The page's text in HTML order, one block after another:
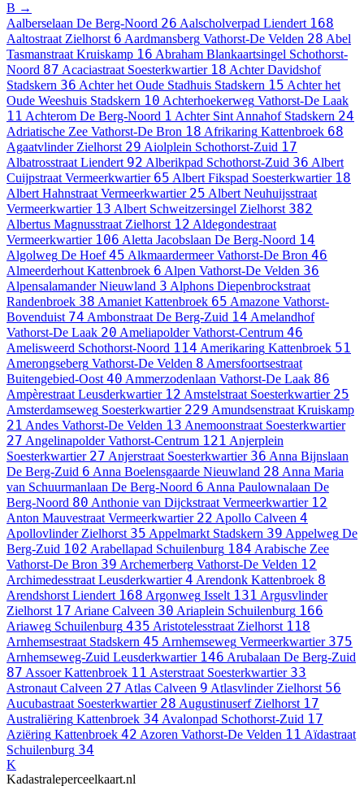
B →
Aalberselaan De Berg-Noord 26 Aalscholverpad Liendert 168
Aaltostraat Zielhorst 6 Aardmansberg Vathorst-De Velden 28 Abel
Tasmanstraat Kruiskamp 16 Abraham Blankaartsingel Schothorst-
Noord 87 Acaciastraat Soesterkwartier 18 Achter Davidshof
Stadskern 36 Achter het Oude Stadhuis Stadskern 15 Achter het
Oude Weeshuis Stadskern 10 Achterhoekerweg Vathorst-De Laak
11 Achterom De Berg-Noord 1 Achter Sint Annahof Stadskern 24
Adriatische Zee Vathorst-De Bron 18 Afrikaring Kattenbroek 68
Agaatvlinder Zielhorst 29 Aiolplein Schothorst-Zuid 17
Albatrosstraat Liendert 92 Alberikpad Schothorst-Zuid 36 Albert
Cuijpstraat Vermeerkwartier 65 Albert Fikspad Soesterkwartier 18
Albert Hahnstraat Vermeerkwartier 25 Albert Neuhuijsstraat
Vermeerkwartier 13 Albert Schweitzersingel Zielhorst 382
Albertus Magnusstraat Zielhorst 12 Aldegondestraat
Vermeerkwartier 106 Aletta Jacobslaan De Berg-Noord 14
Algolweg De Hoef 45 Alkmaardermeer Vathorst-De Bron 46
Almeerderhout Kattenbroek 6 Alpen Vathorst-De Velden 36
Alpensalamander Nieuwland 3 Alphons Diepenbrockstraat
Randenbroek 38 Amaniet Kattenbroek 65 Amazone Vathorst-
Bovenduist 74 Ambonstraat De Berg-Zuid 14 Amelandhof
Vathorst-De Laak 20 Ameliapolder Vathorst-Centrum 46
Amelisweerd Schothorst-Noord 114 Amerikaring Kattenbroek 51
Amerongseberg Vathorst-De Velden 8 Amersfoortsestraat
Buitengebied-Oost 40 Ammerzodenlaan Vathorst-De Laak 86
Ampèrestraat Leusderkwartier 12 Amstelstraat Soesterkwartier 25
Amsterdamseweg Soesterkwartier 229 Amundsenstraat Kruiskamp
21 Andes Vathorst-De Velden 13 Anemoonstraat Soesterkwartier
27 Angelinapolder Vathorst-Centrum 121 Anjerplein
Soesterkwartier 27 Anjerstraat Soesterkwartier 36 Anna Bijnslaan
De Berg-Zuid 6 Anna Boelensgaarde Nieuwland 28 Anna Maria
van Schuurmanlaan De Berg-Noord 6 Anna Paulownalaan De
Berg-Noord 80 Anthonie van Dijckstraat Vermeerkwartier 12
Anton Mauvestraat Vermeerkwartier 22 Apollo Calveen 4
Apollovlinder Zielhorst 35 Appelmarkt Stadskern 39 Appelweg De
Berg-Zuid 102 Arabellapad Schuilenburg 184 Arabische Zee
Vathorst-De Bron 39 Archemerberg Vathorst-De Velden 12
Archimedesstraat Leusderkwartier 4 Arendonk Kattenbroek 8
Arendshorst Liendert 168 Argonweg Isselt 131 Argusvlinder
Zielhorst 17 Ariane Calveen 30 Ariaplein Schuilenburg 166
Ariaweg Schuilenburg 435 Aristotelesstraat Zielhorst 118
Arnhemsestraat Stadskern 45 Arnhemseweg Vermeerkwartier 375
Arnhemseweg-Zuid Leusderkwartier 146 Arubalaan De Berg-Zuid
87 Assoer Kattenbroek 11 Asterstraat Soesterkwartier 33
Astronaut Calveen 27 Atlas Calveen 9 Atlasvlinder Zielhorst 56
Aucubastraat Soesterkwartier 28 Augustinuserf Zielhorst 17
Australiëring Kattenbroek 34 Avalonpad Schothorst-Zuid 17
Aziëring Kattenbroek 42 Azoren Vathorst-De Velden 11 Aïdastraat
Schuilenburg 34
K
Kadastraleperceelkaart.nl